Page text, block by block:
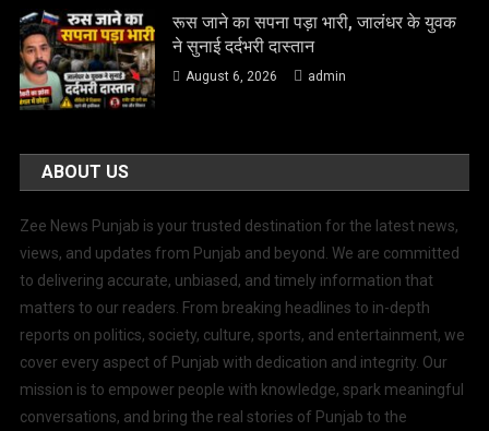
रूस जाने का सपना पड़ा भारी, जालंधर के युवक
ने सुनाई दर्दभरी दास्तान
August 6, 2026 admin
ABOUT US
Zee News Punjab is your trusted destination for the latest news,
views, and updates from Punjab and beyond. We are committed
to delivering accurate, unbiased, and timely information that
matters to our readers. From breaking headlines to in-depth
reports on politics, society, culture, sports, and entertainment, we
cover every aspect of Punjab with dedication and integrity. Our
mission is to empower people with knowledge, spark meaningful
conversations, and bring the real stories of Punjab to the